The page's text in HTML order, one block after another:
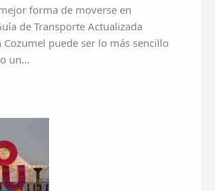
forma de moverse en
de Transporte Actualizada
Cozumel puede ser lo más sencillo
un…